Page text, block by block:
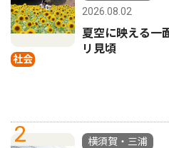
社会
2026.08.02
夏空に映える
リ見頃
2
横須賀・三浦